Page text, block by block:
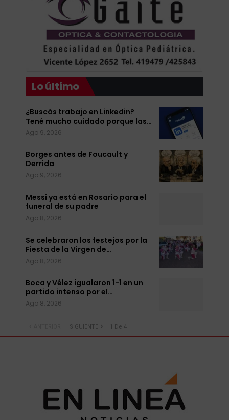
Lo último
¿Buscás trabajo en Linkedin?
Tené mucho cuidado porque las…
Ago 9, 2026
Borges antes de Foucault y
Derrida
Ago 9, 2026
Messi ya está en Rosario para el
funeral de su padre
Ago 8, 2026
Se celebraron los festejos por la
Fiesta de la Virgen de…
Ago 8, 2026
Boca y Vélez igualaron 1-1 en un
partido intenso por el…
Ago 8, 2026
SIGUIENTE 1 De 4